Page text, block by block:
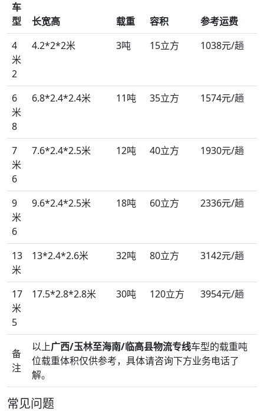
车
型
长宽高 载重 容积
参考运费
4
米
2
4.2*2*2米 3吨 15立方 1038元/趟
6
米
8
6.8*2.4*2.4米 11吨 35立方 1574元/趟
7
米
6
7.6*2.4*2.5米 12吨 40立方 1930元/趟
9
米
6
9.6*2.4*2.5米 18吨 60立方 2336元/趟
13
米
13*2.4*2.6米 32吨 80立方 3142元/趟
17
米
5
17.5*2.8*2.8米 30吨 120立方 3954元/趟
备
注
以上广西/玉林至海南/临高县物流专线车型的载重吨
位载重体积仅供参考，具体请咨询下方业务电话了
解。
常见问题